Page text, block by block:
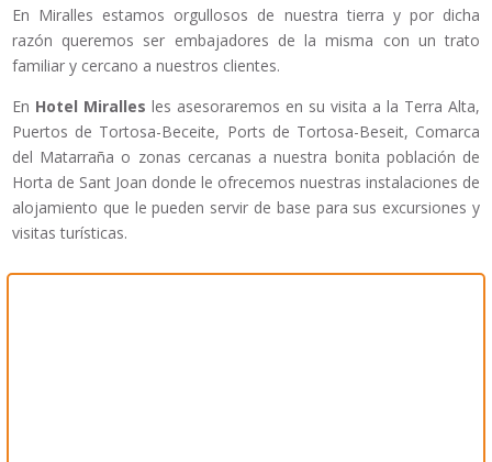
En Miralles estamos orgullosos de nuestra tierra y por dicha
razón queremos ser embajadores de la misma con un trato
familiar y cercano a nuestros clientes.
En Hotel Miralles les asesoraremos en su visita a la Terra Alta,
Puertos de Tortosa-Beceite, Ports de Tortosa-Beseit, Comarca
del Matarraña o zonas cercanas a nuestra bonita población de
Horta de Sant Joan donde le ofrecemos nuestras instalaciones de
alojamiento que le pueden servir de base para sus excursiones y
visitas turísticas.